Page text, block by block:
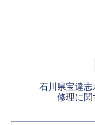
良かった
石川県宝達
修理に関